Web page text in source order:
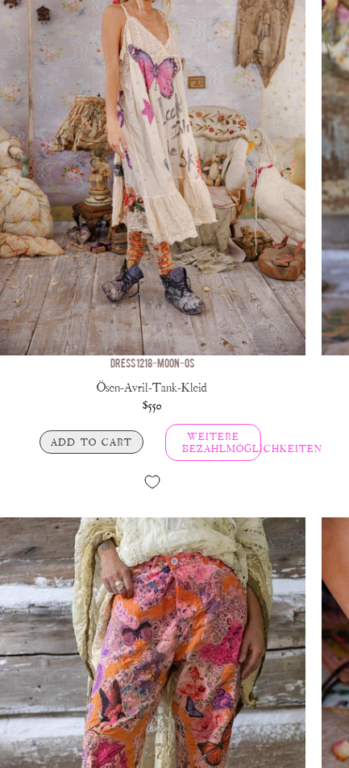
DRESS 1218-MOON-OS
Ösen-Avril-Tank-Kleid
$550
ADD TO CART
WEITERE
BEZAHLMÖGLICHKEITEN